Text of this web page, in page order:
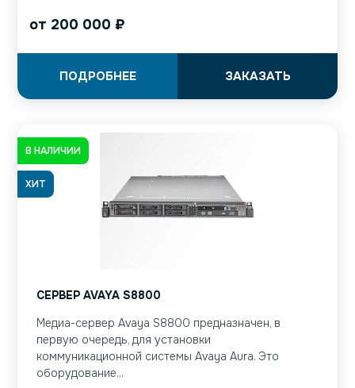
от 200 000 ₽
ЗАКАЗАТЬ
ПОДРОБНЕЕ
В НАЛИЧИИ
ХИТ
СЕРВЕР AVAYA S8800
Медиа-сервер Avaya S8800 предназначен, в
первую очередь, для установки
коммуникационной системы Avaya Aura. Это
оборудование...